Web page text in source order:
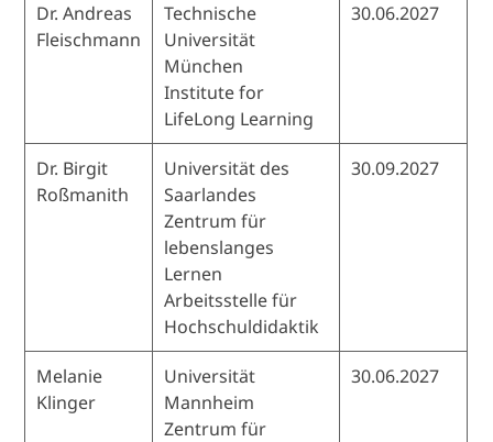
Dr. Andreas
Fleischmann
Technische
Universität
München
Institute for
LifeLong Learning
30.06.2027
Dr. Birgit
Roßmanith
Universität des
Saarlandes
Zentrum für
lebenslanges
Lernen
Arbeitsstelle für
Hochschuldidaktik
30.09.2027
Melanie
Klinger
Universität
Mannheim
Zentrum für
30.06.2027